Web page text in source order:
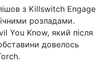
з Killswitch Engage
розладами.
You Know, який після
довелось